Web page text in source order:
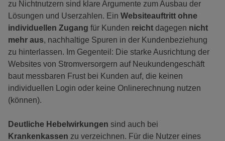
zu Nichtnutzern sind klare Argumente zum Ausbau der
Lösungen und Userzahlen. Ein Websiteauftritt ohne
individuellen Zugang für Kunden reicht dagegen nicht
mehr aus, nachhaltige Spuren in der Kundenbeziehung
zu hinterlassen. Im Gegenteil: Die starke Ausrichtung der
Websites von Stromversorgern auf Neukundengeschäft
baut messbaren Frust bei Kunden auf, die keinen
individuellen Login oder keine Onlinerechnung nutzen
(können).
Deutliche Hebelwirkungen sind auch bei
Krankenkassen zu verzeichnen. Für die Nutzer eines